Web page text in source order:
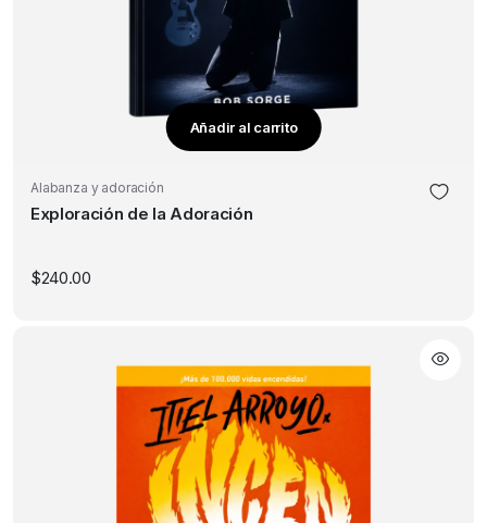
Añadir al carrito
Alabanza y adoración
Exploración de la Adoración
$240.00